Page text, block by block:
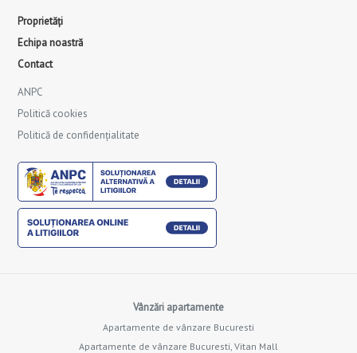
Proprietăți
Echipa noastră
Contact
ANPC
Politică cookies
Politică de confidențialitate
Vânzări apartamente
Apartamente de vânzare Bucuresti
Apartamente de vânzare Bucuresti, Vitan Mall